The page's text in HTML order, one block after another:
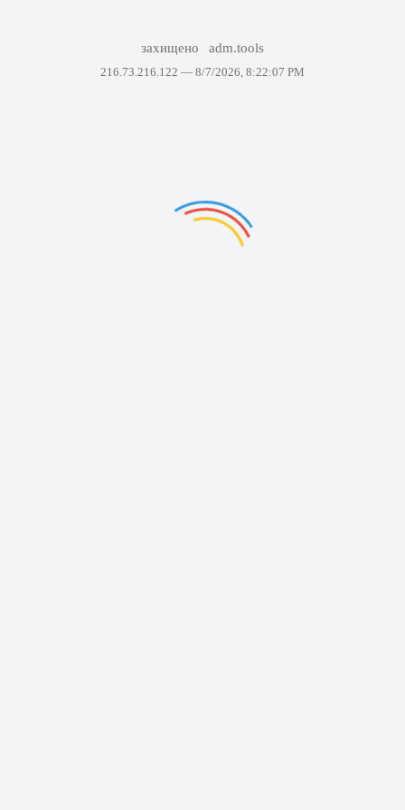
захищено adm.tools
216.73.216.122 — 8/7/2026, 8:22:07 PM